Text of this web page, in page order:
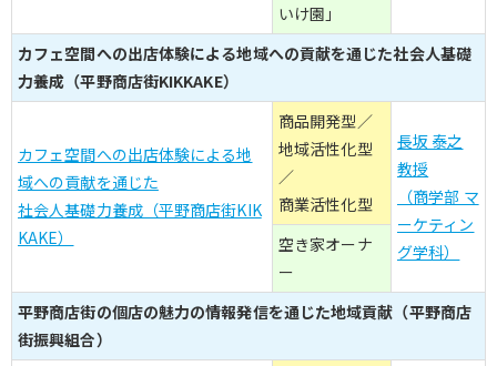
いけ園」
カフェ空間への出店体験による地域への貢献を通じた社会人基礎
力養成（平野商店街KIKKAKE）
カフェ空間への出店体験による地
域への貢献を通じた
社会人基礎力養成（平野商店街KIK
KAKE）
商品開発型／
地域活性化型
／
商業活性化型
長坂 泰之
教授
（商学部 マ
ーケティン
グ学科）
空き家オーナ
ー
平野商店街の個店の魅力の情報発信を通じた地域貢献（平野商店
街振興組合）